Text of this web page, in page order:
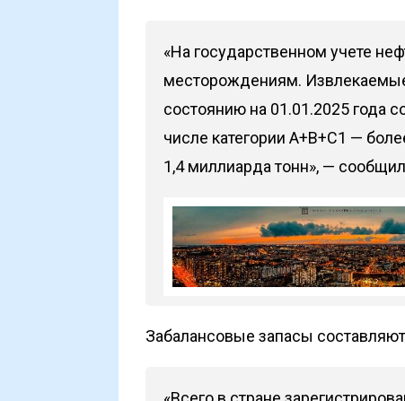
«На государственном учете
месторождениям.
состоянию на 01.01.2025 года
числе категории А+В+С1 —
1,4 миллиарда тонн», —
Забалансовые запасы